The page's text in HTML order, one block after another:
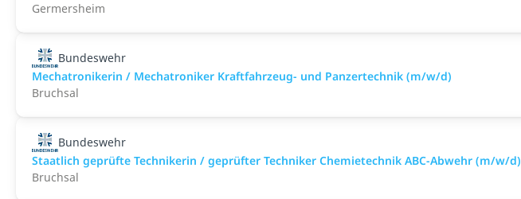
Germersheim
Bundeswehr
Mechatronikerin / Mechatroniker Kraftfahrzeug- und Panzertechnik (m/w/d)
Bruchsal
Bundeswehr
Staatlich geprüfte Technikerin / geprüfter Techniker Chemietechnik ABC-Abwehr (m/w/d)
Bruchsal